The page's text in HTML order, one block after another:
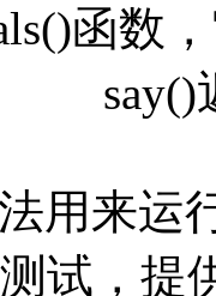
函数
来运行
测试，